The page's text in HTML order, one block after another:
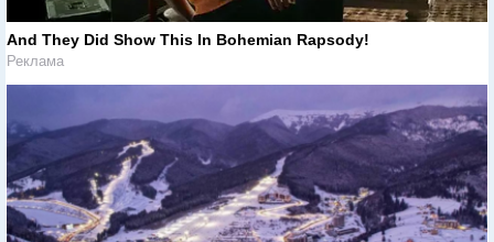
And They Did Show This In Bohemian Rapsody!
Реклама